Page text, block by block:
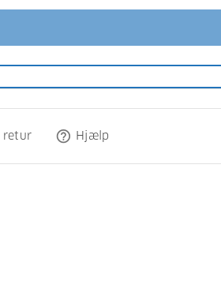
retur help_outline Hjælp